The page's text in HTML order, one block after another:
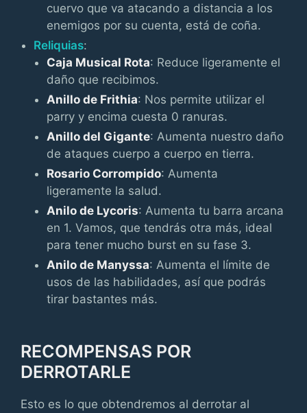
cuervo que va atacando a distancia a los
enemigos por su cuenta, está de coña.
Reliquias:
Caja Musical Rota: Reduce ligeramente el
daño que recibimos.
Anillo de Frithia: Nos permite utilizar el
parry y encima cuesta 0 ranuras.
Anillo del Gigante: Aumenta nuestro daño
de ataques cuerpo a cuerpo en tierra.
Rosario Corrompido: Aumenta
ligeramente la salud.
Anilo de Lycoris: Aumenta tu barra arcana
en 1. Vamos, que tendrás otra más, ideal
para tener mucho burst en su fase 3.
Anilo de Manyssa: Aumenta el límite de
usos de las habilidades, así que podrás
tirar bastantes más.
RECOMPENSAS POR
DERROTARLE
Esto es lo que obtendremos al derrotar al